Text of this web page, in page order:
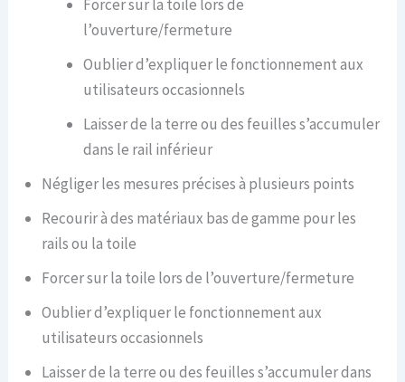
Forcer sur la toile lors de
l’ouverture/fermeture
Oublier d’expliquer le fonctionnement aux
utilisateurs occasionnels
Laisser de la terre ou des feuilles s’accumuler
dans le rail inférieur
Négliger les mesures précises à plusieurs points
Recourir à des matériaux bas de gamme pour les
rails ou la toile
Forcer sur la toile lors de l’ouverture/fermeture
Oublier d’expliquer le fonctionnement aux
utilisateurs occasionnels
Laisser de la terre ou des feuilles s’accumuler dans